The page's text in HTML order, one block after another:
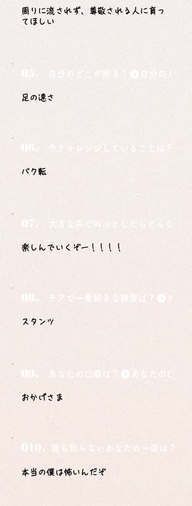
周りに流されず、尊敬される人に育っ
てほしい
自分のどこが好き？
足の速さ
今チャレンジしていることは？
バク転
Q7. 大きな声で叫ぶとしたらどんな言葉
楽しんでいくぞー！！！！
Q8. チアで一番好きな練習は？
スタンツ
Q9. あなたの口癖は？
おかげさま
Q10. 誰も知らないあなたの一面は？
本当の僕は怖いんだぞ